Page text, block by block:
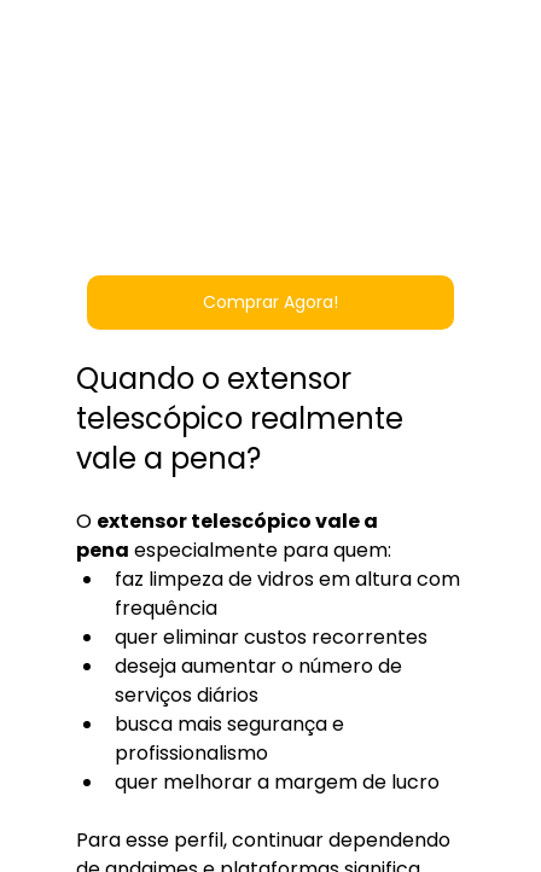
Comprar Agora!
Quando o extensor
telescópico realmente
vale a pena?
O extensor telescópico vale a
pena especialmente para quem:
faz limpeza de vidros em altura com
frequência
quer eliminar custos recorrentes
deseja aumentar o número de
serviços diários
busca mais segurança e
profissionalismo
quer melhorar a margem de lucro
Para esse perfil, continuar dependendo